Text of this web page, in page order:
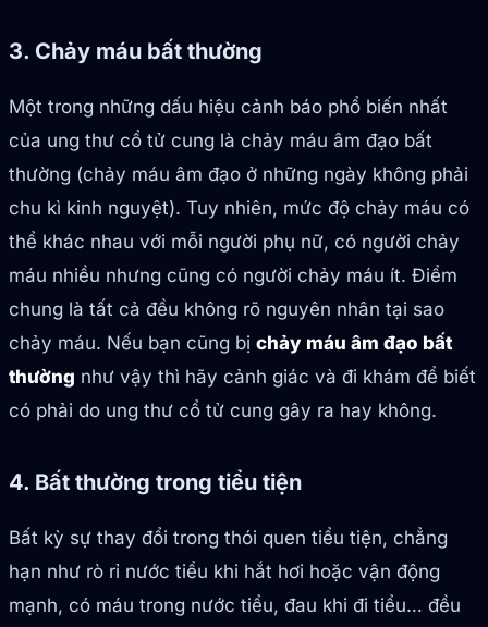
3. Chảy máu bất thường
Một trong những dấu hiệu cảnh báo phổ biến nhất
của ung thư cổ tử cung là chảy máu âm đạo bất
thường (chảy máu âm đạo ở những ngày không phải
chu kì kinh nguyệt). Tuy nhiên, mức độ chảy máu có
thể khác nhau với mỗi người phụ nữ, có người chảy
máu nhiều nhưng cũng có người chảy máu ít. Điểm
chung là tất cả đều không rõ nguyên nhân tại sao
chảy máu. Nếu bạn cũng bị chảy máu âm đạo bất
thường như vậy thì hãy cảnh giác và đi khám để biết
có phải do ung thư cổ tử cung gây ra hay không.
4. Bất thường trong tiểu tiện
Bất kỳ sự thay đổi trong thói quen tiểu tiện, chẳng
hạn như rò rỉ nước tiểu khi hắt hơi hoặc vận động
mạnh, có máu trong nước tiểu, đau khi đi tiểu… đều